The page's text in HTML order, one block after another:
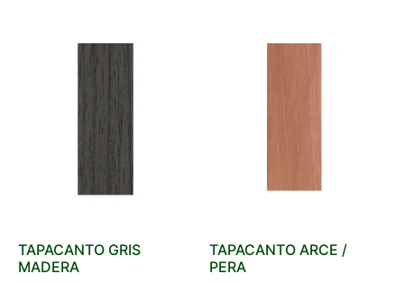
TAPACANTO GRIS
MADERA
TAPACANTO ARCE /
PERA